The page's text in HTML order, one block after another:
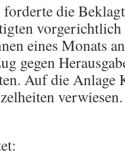
die
eines Monats
gegen
Auf die
verwiesen.